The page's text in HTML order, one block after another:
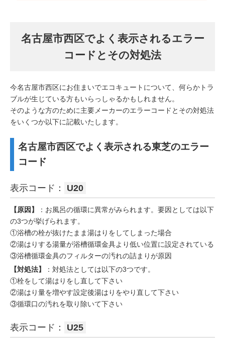
名古屋市西区でよく表示されるエラー
コードとその対処法
今名古屋市西区にお住まいでエコキュートについて、何らかトラ
ブルが生じている方もいらっしゃるかもしれません。
そのような方のために主要メーカーのエラーコードとその対処法
をいくつか以下に記載いたします。
名古屋市西区でよく表示される東芝のエラー
コード
表示コード： U20
【原因】
：お風呂の循環に異常がみられます。要因としては以下
の3つが挙げられます。
①浴槽の栓が抜けたまま湯はりをしてしまった場合
②湯はりする湯量が浴槽循環金具より低い位置に設定されている
③浴槽循環金具のフィルターの汚れの詰まりが原因
【対処法】
：対処法としては以下の3つです。
①栓をして湯はりをし直して下さい
②湯はり量を増やす設定後湯はりをやり直して下さい
③循環口の汚れを取り除いて下さい
表示コード： U25